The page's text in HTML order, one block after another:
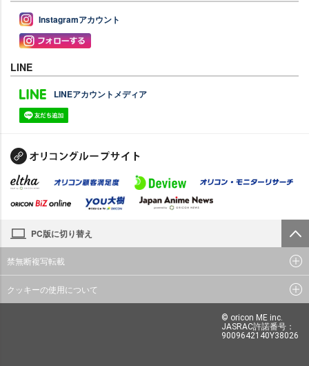
Instagramアカウント
LINE
LINEアカウントメディア
PC版に切り替え
禁無断複写転載
クッキーの使用について
© oricon ME inc.
JASRAC許諾番号：
9009642140Y38026